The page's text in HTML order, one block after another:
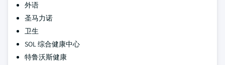
外语
圣马力诺
卫生
SOL 综合健康中心
特鲁沃斯健康